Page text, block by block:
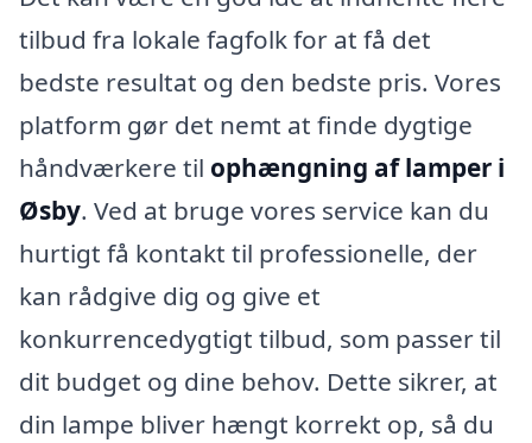
tilbud fra lokale fagfolk for at få det
bedste resultat og den bedste pris. Vores
platform gør det nemt at finde dygtige
håndværkere til ophængning af lamper i
Øsby. Ved at bruge vores service kan du
hurtigt få kontakt til professionelle, der
kan rådgive dig og give et
konkurrencedygtigt tilbud, som passer til
dit budget og dine behov. Dette sikrer, at
din lampe bliver hængt korrekt op, så du